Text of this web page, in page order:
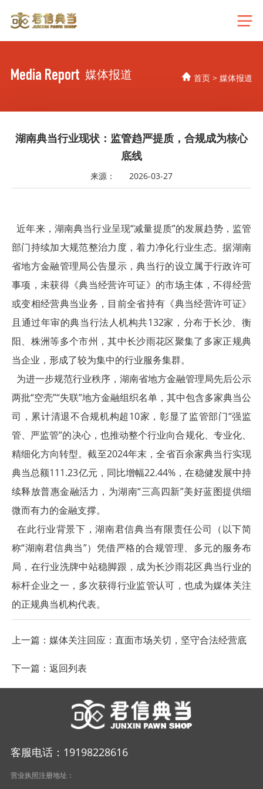
Media Report 媒体报道 首页 >媒体报道
湖南典当行业现状：监管趋严提质，合规成为核心
底线
来源： 2026-03-27
近年来，湖南典当行业呈现“减量提质”的发展趋势，监管
部门持续加大规范整治力度，着力净化行业生态。据湖南
省地方金融管理局公告显示，典当行的设立属于行政许可
事项，未获得《典当经营许可证》的市场主体，不得经营
或变相经营典当业务，目前全省持有《典当经营许可证》
且通过年审的典当行法人机构共132家，分布于长沙、衡
阳、株洲等多个市州，其中长沙雨花区聚集了多家正规典
当企业，形成了较为集中的行业服务集群。
为进一步规范行业秩序，湖南省地方金融管理局先后公示
两批“空壳”“失联”地方金融组织名单，其中包含多家典当公
司，累计清退不合规机构超10家，彰显了监管部门“强监
管、严监管”的决心，也推动整个行业向合规化、专业化、
精细化方向转型。截至2024年末，全省百余家典当行实现
典当总额111.23亿元，同比增幅22.44%，在稳健发展中持
续释放普惠金融活力，为湖南“三高四新”美好蓝图提供细
微而有力的金融支撑。
在此行业背景下，湖南君信典当有限责任公司（以下简
称“湖南君信典当”）凭借严格的合规管理、多元的服务布
局，在行业洗牌中站稳脚跟，成为长沙雨花区典当行业的
标杆企业之一，多次获得行业监管认可，也成为媒体关注
的正规典当机构代表。
上一篇： 媒体关注回应：直面市场关切，坚守合法经营底
下一篇： 返回列表
客服电话：19198228616
营业执照注册地址：